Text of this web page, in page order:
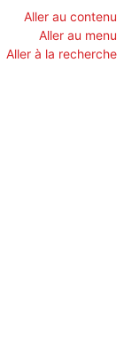
Aller au contenu
Aller au menu
Aller à la recherche